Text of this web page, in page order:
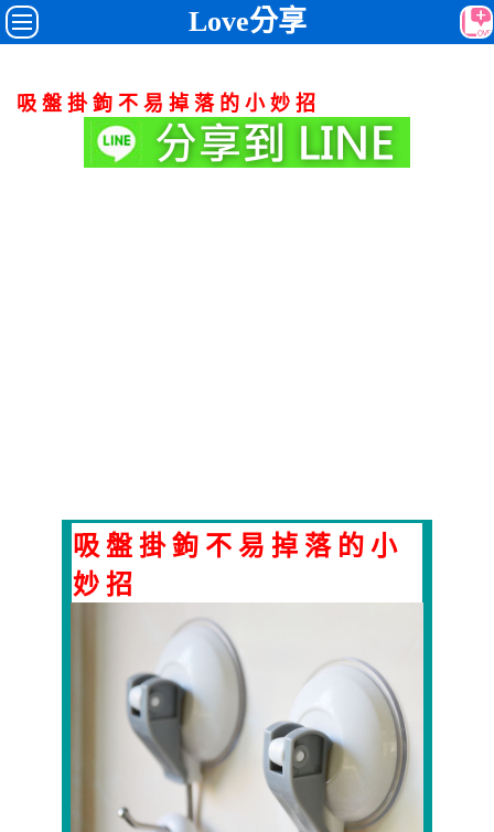
Love分享
吸 盤 掛 鉤 不 易 掉 落 的 小 妙 招
吸 盤 掛 鉤 不 易 掉 落 的 小
妙 招